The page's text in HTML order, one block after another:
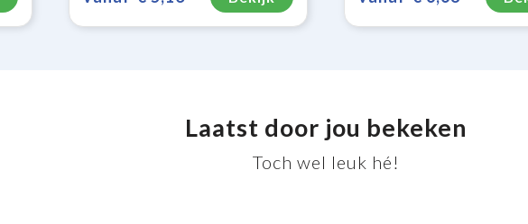
Laatst door jou bekeken
Toch wel leuk hé!